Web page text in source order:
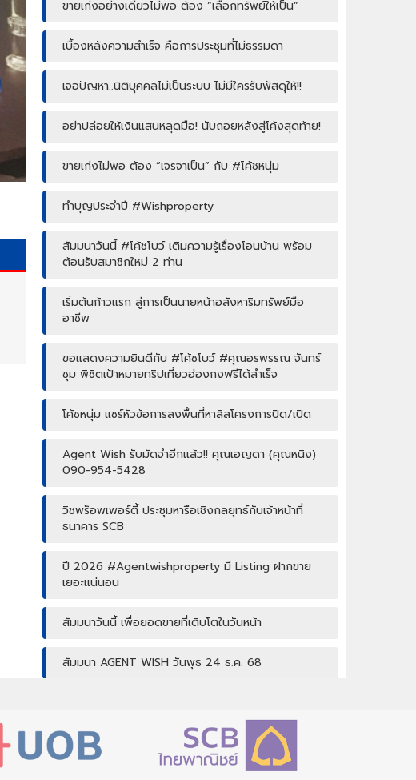
ขายเก่งอย่างเดียวไม่พอ ต้อง “เลือกทรัพย์ให้เป็น”
เบื้องหลังความสำเร็จ คือการประชุมที่ไม่ธรรมดา
เจอปัญหา..นิติบุคคลไม่เป็นระบบ ไม่มีใครรับพัสดุให้!!
อย่าปล่อยให้เงินแสนหลุดมือ! นับถอยหลังสู่โค้งสุดท้าย!
ขายเก่งไม่พอ ต้อง “เจรจาเป็น” กับ #โค้ชหนุ่ม
ทำบุญประจำปี #Wishproperty
สัมมนาวันนี้ #โค้ชโบว์ เติมความรู้เรื่องโอนบ้าน พร้อม
ต้อนรับสมาชิกใหม่ 2 ท่าน
เริ่มต้นก้าวแรก สู่การเป็นนายหน้าอสังหาริมทรัพย์มือ
อาชีพ
ขอแสดงความยินดีกับ #โค้ชโบว์ #คุณอรพรรณ จันทร์
ชุม พิชิตเป้าหมายทริปเที่ยวฮ่องกงฟรีได้สำเร็จ
โค้ชหนุ่ม แชร์หัวข้อการลงพื้นที่หาลิสโครงการปิด/เปิด
Agent Wish รับมัดจำอีกแล้ว!! คุณเอญดา (คุณหนิง)
090-954-5428
วิชพร็อพเพอร์ตี้ ประชุมหารือเชิงกลยุทธ์กับเจ้าหน้าที่
ธนาคาร SCB
ปี 2026 #Agentwishproperty มี Listing ฝากขาย
เยอะแน่นอน
สัมมนาวันนี้ เพื่อยอดขายที่เติบโตในวันหน้า
สัมมนา AGENT WISH วันพุธ 24 ธ.ค. 68
เปิดบ้านให้ปัง ไม่ใช่แค่เปิดไฟ แชร์เทคนิคจริง เพิ่มโอกาส
ขายจริง